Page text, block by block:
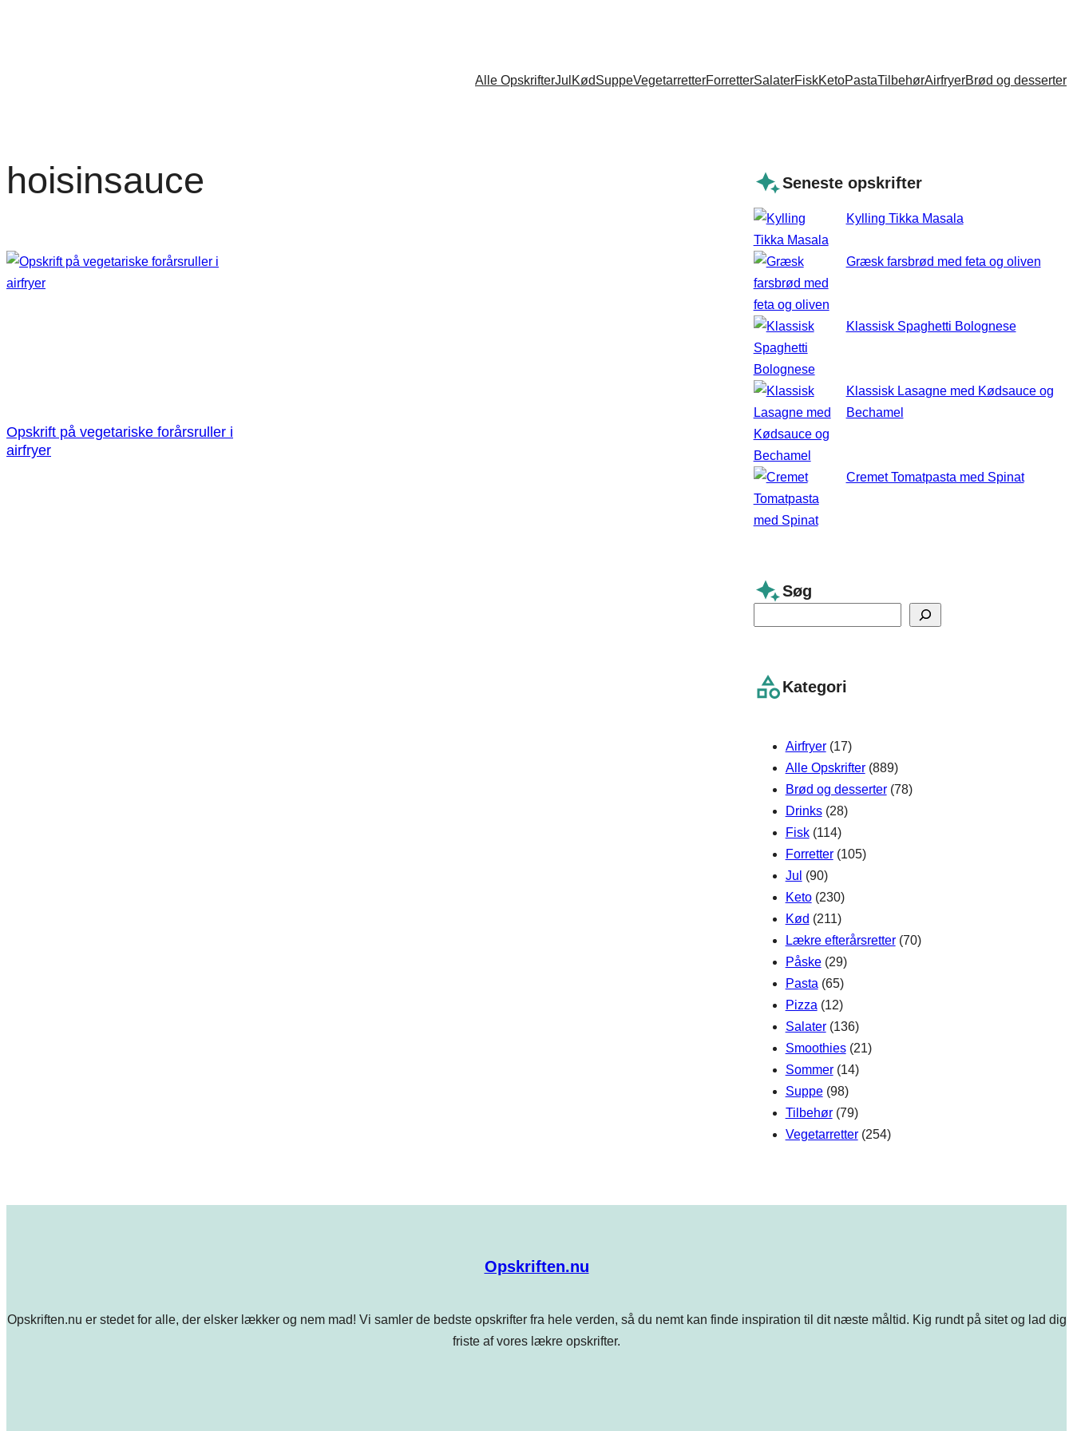
Alle OpskrifterJul KødSuppeVegetarretterForretterSalaterFiskKetoPastaTilbehørAirfryerBrød og desserter
hoisinsauce
Opskrift på vegetariske forårsruller i
airfryer
Seneste opskrifter
Kylling Tikka Masala
Græsk farsbrød med feta og oliven
Klassisk Spaghetti Bolognese
Klassisk Lasagne med Kødsauce og
Bechamel
Cremet Tomatpasta med Spinat
Søg
c
Kategori
Airfryer(17)
Alle Opskrifter(889)
Brød og desserter(78)
Drinks(28)
Fisk(114)
Forretter(105)
Jul (90)
Keto(230)
Kød (211)
Lækre efterårsretter(70)
Påske(29)
Pasta (65)
Pizza (12)
Salater(136)
Smoothies(21)
Sommer(14)
Suppe(98)
Tilbehør(79)
Vegetarretter(254)
Opskriften.nu
Opskriften.nu er stedet for alle, der elsker lækker og nem mad! Vi samler de bedste opskrifter fra hele verden, så du nemt kan finde inspiration til dit næste måltid. Kig rundt på sitet og lad dig
friste af vores lækre opskrifter.